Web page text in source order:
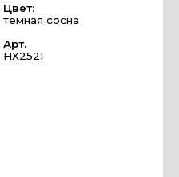
Цвет:
темная сосна
Арт.
HX2521